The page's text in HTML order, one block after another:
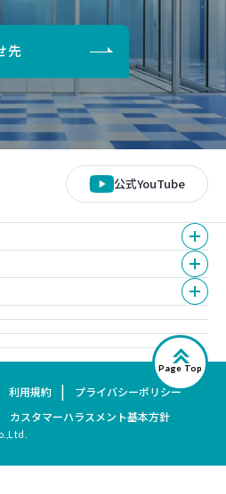
先
公式YouTube
Page Top
利用規約
プライバシーポリシー
カスタマーハラスメント基本方針